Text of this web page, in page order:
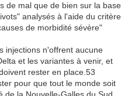
de mal que de bien sur la base
analysés à l'aide du critère
de morbidité sévère"
injections n'offrent aucune
et les variantes à venir, et
rester en place.53
pour que tout le monde soit